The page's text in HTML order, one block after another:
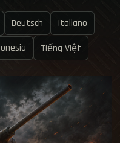
Deutsch
Italiano
Tiếng Việt